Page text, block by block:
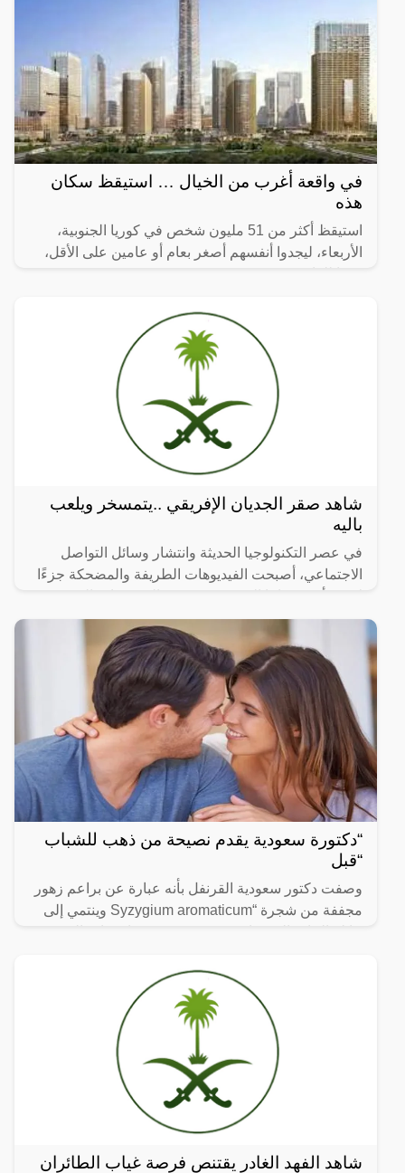
في واقعة أغرب من الخيال … استيقظ سكان
هذه
استيقظ أكثر من 51 مليون شخص في كوريا الجنوبية،
الأربعاء، ليجدوا أنفسهم أصغر بعام أو عامين على الأقل،
شاهد صقر الجديان الإفريقي ..يتمسخر ويلعب
باليه
في عصر التكنولوجيا الحديثة وانتشار وسائل التواصل
الاجتماعي، أصبحت الفيديوهات الطريفة والمضحكة جزءًا
انتشرت
“دكتورة سعودية يقدم نصيحة من ذهب للشباب
“قبل
وصفت دكتور سعودية القرنفل بأنه عبارة عن براعم زهور
مجففة من شجرة “Syzygium aromaticum وينتمي إلى
شاهد الفهد الغادر يقتنص فرصة غياب الطائران